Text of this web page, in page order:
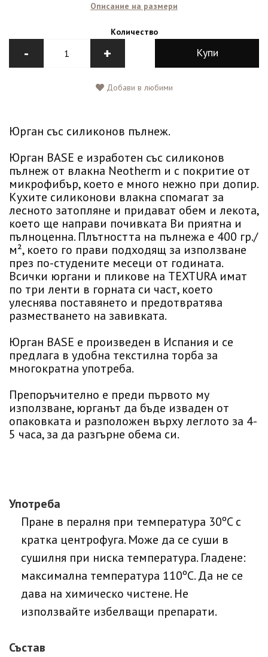
Описание на размери
Количество
- + Купи
Добави в любими
Юрган със силиконов пълнеж.
Юрган BASE е изработен със силиконов
пълнеж от влакна Neotherm и с покритие от
микрофибър, което е много нежно при допир.
Кухите силиконови влакна спомагат за
лесното затопляне и придават обем и лекота,
което ще направи почивката Ви приятна и
пълноценна. Плътността на пълнежа е 400 гр./
м², което го прави подходящ за използване
през по-студените месеци от годината.
Всички юргани и пликове на TEXTURA имат
по три ленти в горната си част, което
улеснява поставянето и предотвратява
разместването на завивката.
Юрган BASE е произведен в Испания и се
предлага в удобна текстилна торба за
многократна употреба.
Препоръчително е преди първото му
използване, юрганът да бъде изваден от
опаковката и разположен върху леглото за 4-
5 часа, за да разгърне обема си.
Употреба
Пране в пералня при температура 30ºC с
кратка центрофуга. Може да се суши в
сушилня при ниска температура. Гладене:
максимална температура 110ºC. Да не се
дава на химическо чистене. Не
използвайте избелващи препарати.
Състав